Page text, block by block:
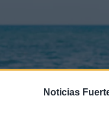
Noticias